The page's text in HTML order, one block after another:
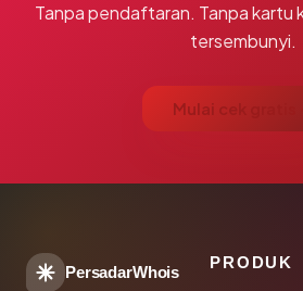
Tanpa pendaftaran. Tanpa kartu
tersembunyi.
Mulai cek gratis
PersadarWhois
PRODUK